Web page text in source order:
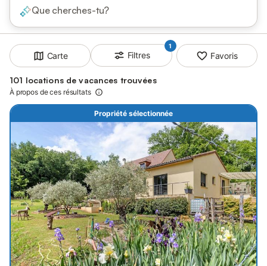
Que cherches-tu?
Carte
1
Filtres Favoris
101 locations de vacances trouvées
À propos de ces résultats
Propriété sélectionnée